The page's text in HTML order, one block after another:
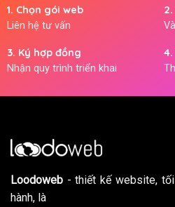
1. Chọn gói web
Liên hệ tư vấn
3. Ký hợp đồng
Nhận quy trình triển khai
4.
Loodoweb - thiết kế website,
hành, là